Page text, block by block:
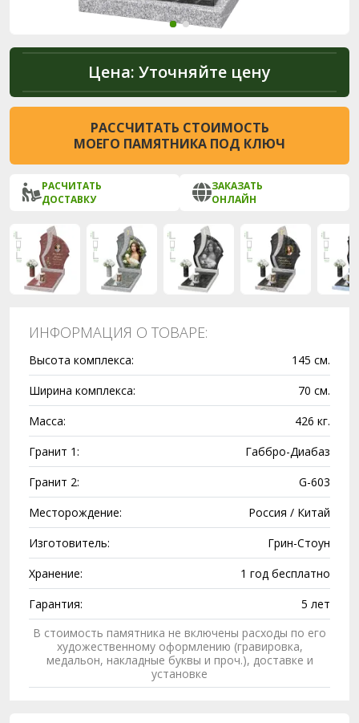
Цена: Уточняйте цену
РАССЧИТАТЬ СТОИМОСТЬ
МОЕГО ПАМЯТНИКА ПОД КЛЮЧ
РАСЧИТАТЬ
ДОСТАВКУ
ЗАКАЗАТЬ
ОНЛАЙН
ИНФОРМАЦИЯ О ТОВАРЕ:
Высота комплекса:
145 см.
Ширина комплекса:
70 см.
Масса:
426 кг.
Гранит 1:
Габбро-Диабаз
Гранит 2:
G-603
Месторождение:
Россия / Китай
Изготовитель:
Грин-Стоун
Хранение:
1 год бесплатно
Гарантия:
5 лет
В стоимость памятника не включены расходы по его
художественному оформлению (гравировка,
медальон, накладные буквы и проч.), доставке и
установке